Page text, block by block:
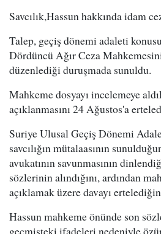
Savcılık,Hassun hakkında idam
Talep, geçiş dönemi adaleti
Dördüncü Ağır Ceza
düzenlediği duruşmada sunuldu.
Mahkeme dosyayı incelemeye
açıklanmasını 24 Ağustos'a
Suriye Ulusal Geçiş Dönemi
savcılığın mütalaasının
avukatının savunmasının
sözlerinin alındığını, ardından
açıklamak üzere davayı
Hassun mahkeme önünde son
geçmişteki ifadeleri nedeniyle